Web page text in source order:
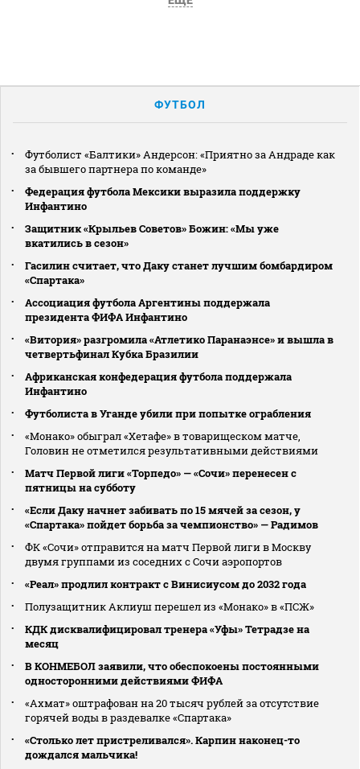
ФУТБОЛ
Футболист «Балтики» Андерсон: «Приятно за Андраде как
за бывшего партнера по команде»
Федерация футбола Мексики выразила поддержку
Инфантино
Защитник «Крыльев Советов» Божин: «Мы уже
вкатились в сезон»
Гасилин считает, что Даку станет лучшим бомбардиром
«Спартака»
Ассоциация футбола Аргентины поддержала
президента ФИФА Инфантино
«Витория» разгромила «Атлетико Паранаэнсе» и вышла в
четвертьфинал Кубка Бразилии
Африканская конфедерация футбола поддержала
Инфантино
Футболиста в Уганде убили при попытке ограбления
«Монако» обыграл «Хетафе» в товарищеском матче,
Головин не отметился результативными действиями
Матч Первой лиги «Торпедо» — «Сочи» перенесен с
пятницы на субботу
«Если Даку начнет забивать по 15 мячей за сезон, у
«Спартака» пойдет борьба за чемпионство» — Радимов
ФК «Сочи» отправится на матч Первой лиги в Москву
двумя группами из соседних с Сочи аэропортов
«Реал» продлил контракт с Винисиусом до 2032 года
Полузащитник Аклиуш перешел из «Монако» в «ПСЖ»
КДК дисквалифицировал тренера «Уфы» Тетрадзе на
месяц
В КОНМЕБОЛ заявили, что обеспокоены постоянными
односторонними действиями ФИФА
«Ахмат» оштрафован на 20 тысяч рублей за отсутствие
горячей воды в раздевалке «Спартака»
«Столько лет пристреливался». Карпин наконец-то
дождался мальчика!